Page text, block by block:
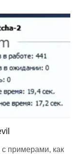
примерами, как